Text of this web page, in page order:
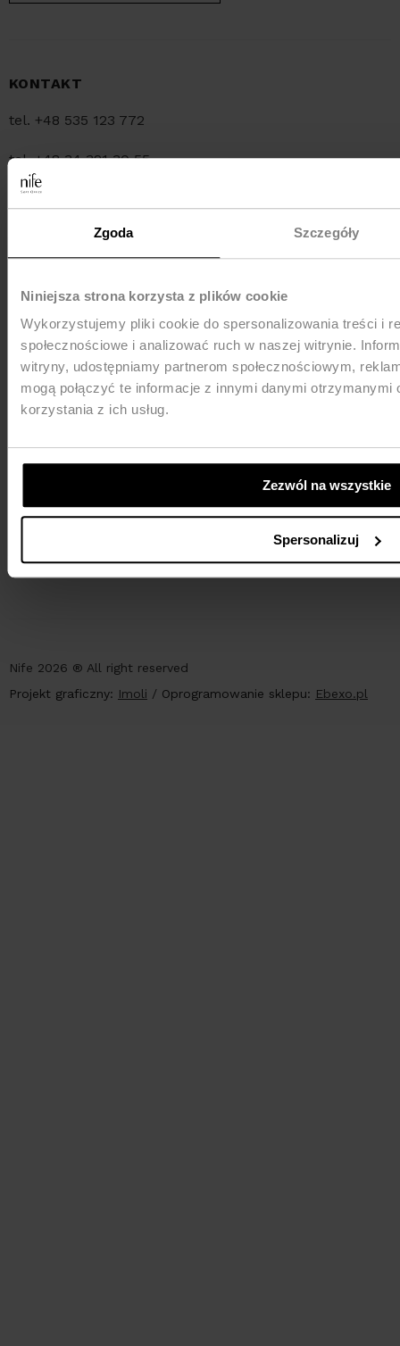
Zgoda Szczegóły
Niniejsza strona korzysta z plików cookie
Wykorzystujemy pliki cookie do spersonalizowania treści i
społecznościowe i analizować ruch w naszej witrynie.
witryny, udostępniamy partnerom społecznościowym,
mogą połączyć te informacje z innymi danymi
korzystania z ich usług.
Zezwól na wszystkie
Spersonalizuj
KONTAKT
tel. +48 535 123 772
tel. +48 34 321 30 55
e-mail:
MEDIA e-mail:pr@nife.pl
WYSYŁKA
Nife 2026 ® All right reserved
Projekt graficzny: Imoli / Oprogramowanie sklepu: Ebexo.pl